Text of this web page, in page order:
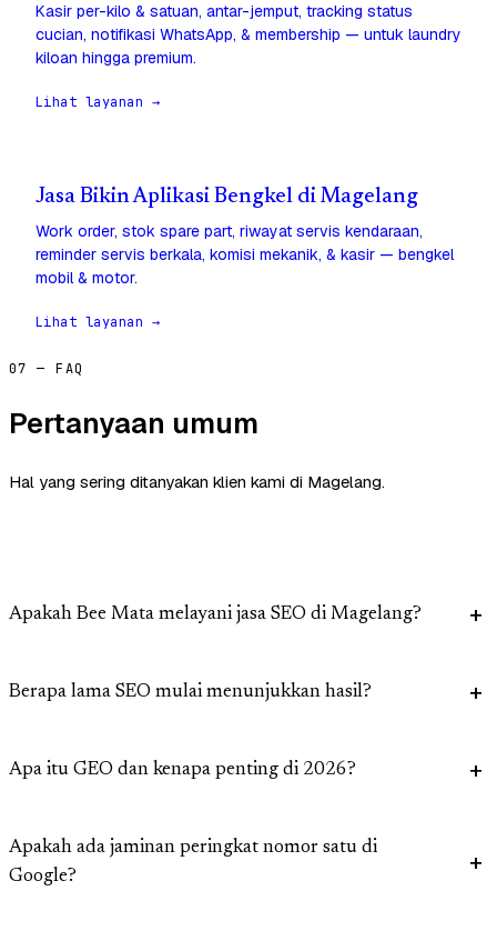
Kasir per-kilo & satuan, antar-jemput, tracking status
cucian, notifikasi WhatsApp, & membership — untuk laundry
kiloan hingga premium.
Lihat layanan →
Jasa Bikin Aplikasi Bengkel di Magelang
Work order, stok spare part, riwayat servis kendaraan,
reminder servis berkala, komisi mekanik, & kasir — bengkel
mobil & motor.
Lihat layanan →
07 — FAQ
Pertanyaan umum
Hal yang sering ditanyakan klien kami di Magelang.
Apakah Bee Mata melayani jasa SEO di Magelang?
Berapa lama SEO mulai menunjukkan hasil?
Apa itu GEO dan kenapa penting di 2026?
Apakah ada jaminan peringkat nomor satu di
Google?